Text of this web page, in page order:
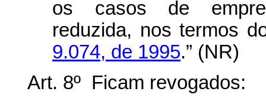
os casos de
reduzida, nos termos
9.074, de 1995.” (NR)
Art. 8º Ficam revogados: